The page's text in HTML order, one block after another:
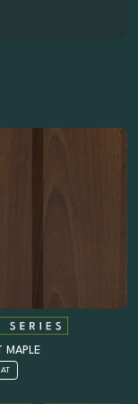
MAPLE